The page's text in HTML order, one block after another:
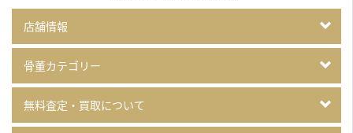
日本テレビ「月曜から夜ふかし」
BSテレビ東京「一軒家まるごと壊す！」
2021年12月23日放送
店舗情報
骨董カテゴリー
無料査定・買取について